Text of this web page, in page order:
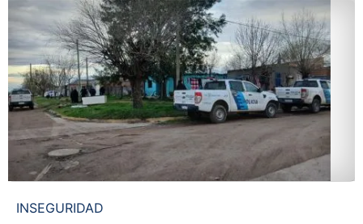
INSEGURIDAD